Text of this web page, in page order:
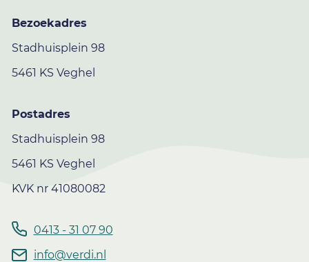
Bezoekadres
Stadhuisplein 98
5461 KS Veghel
Postadres
Stadhuisplein 98
5461 KS Veghel
KVK nr 41080082
0413 - 31 07 90
info@verdi.nl